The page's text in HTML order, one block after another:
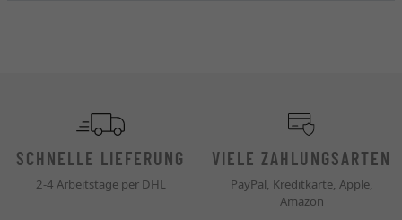
SCHNELLE LIEFERUNG
2-4 Arbeitstage per DHL
VIELE ZAHLUNGSARTEN
PayPal, Kreditkarte, Apple,
Amazon